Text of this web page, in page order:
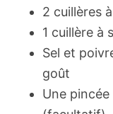
2 cuillères
1 cuillère à
Sel et
goût
Une